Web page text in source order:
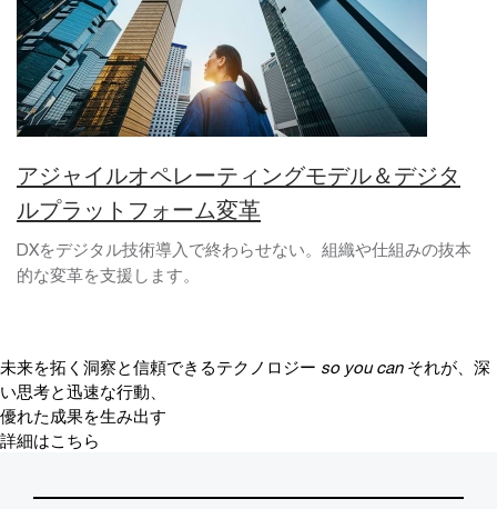
アジャイルオペレーティングモデル＆デジタ
ルプラットフォーム変革
DXをデジタル技術導入で終わらせない。組織や仕組みの抜本
的な変革を支援します。
未来を拓く洞察と信頼できるテクノロジー so you can それが、深
い思考と迅速な行動、
優れた成果を生み出す
詳細はこちら